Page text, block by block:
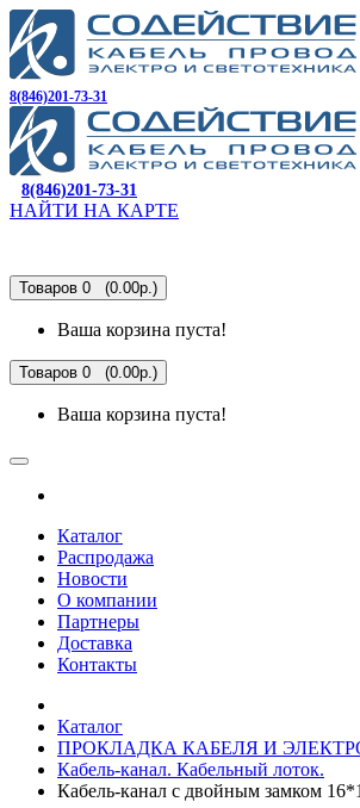
8(846)201-73-31
8(846)201-73-31
НАЙТИ НА КАРТЕ
Товаров 0 (0.00р.)
Ваша корзина пуста!
Товаров 0 (0.00р.)
Ваша корзина пуста!
Каталог
Распродажа
Новости
О компании
Партнеры
Доставка
Контакты
Каталог
ПРОКЛАДКА КАБЕЛЯ И
Кабель-канал. Кабельный лоток.
Кабель-канал с двойным замком